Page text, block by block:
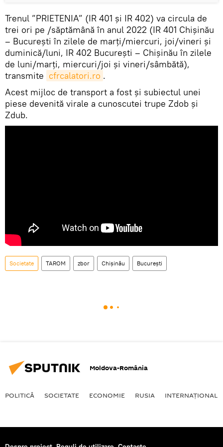
Trenul ”PRIETENIA” (IR 401 și IR 402) va circula de
trei ori pe /săptămână în anul 2022 (IR 401 Chișinău
– București în zilele de marți/miercuri, joi/vineri și
duminică/luni, IR 402 București – Chișinău în zilele
de luni/marți, miercuri/joi și vineri/sâmbătă),
transmite cfrcalatori.ro .
Acest mijloc de transport a fost și subiectul unei
piese devenită virale a cunoscutei trupe Zdob și
Zdub.
Societate TAROM zbor Chișinău București
Moldova-România
POLITICĂ SOCIETATE ECONOMIE RUSIA INTERNAŢIONAL